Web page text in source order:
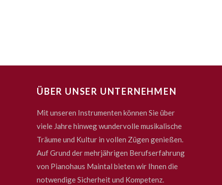
ÜBER UNSER UNTERNEHMEN
Mit unseren Instrumenten können Sie über
viele Jahre hinweg wundervolle musikalische
Träume und Kultur in vollen Zügen genießen.
Auf Grund der mehrjährigen Berufserfahrung
von Pianohaus Maintal bieten wir Ihnen die
notwendige Sicherheit und Kompetenz.